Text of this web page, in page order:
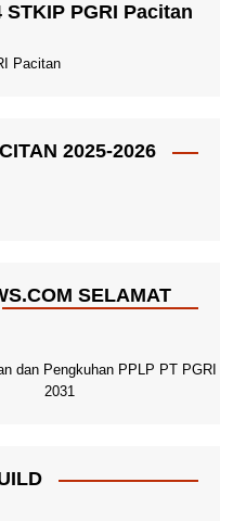
STKIP PGRI Pacitan
Pacitan
2025-2026
SELAMAT
dan Pengkuhan PPLP PT PGRI
2031